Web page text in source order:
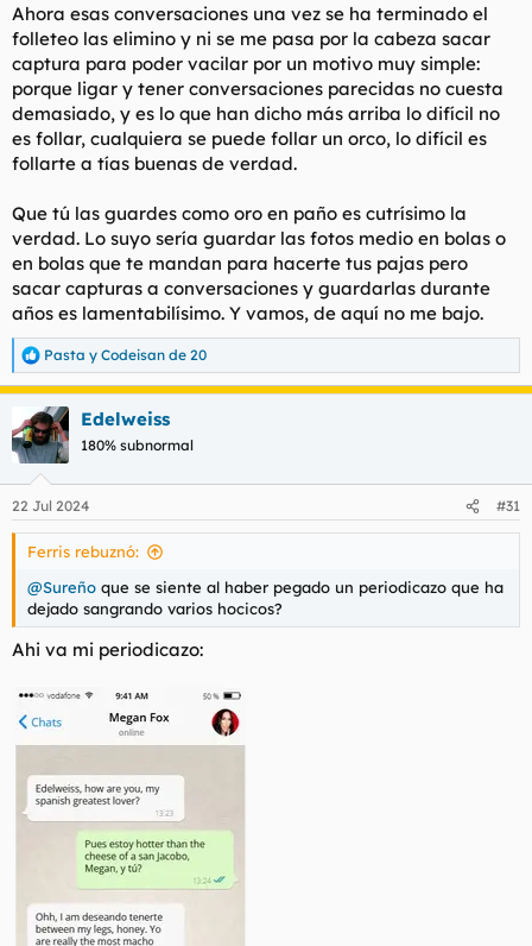
Ahora esas conversaciones una vez se ha terminado el
folleteo las elimino y ni se me pasa por la cabeza sacar
captura para poder vacilar por un motivo muy simple:
porque ligar y tener conversaciones parecidas no cuesta
demasiado, y es lo que han dicho más arriba lo difícil no
es follar, cualquiera se puede follar un orco, lo difícil es
follarte a tías buenas de verdad.
Que tú las guardes como oro en paño es cutrísimo la
verdad. Lo suyo sería guardar las fotos medio en bolas o
en bolas que te mandan para hacerte tus pajas pero
sacar capturas a conversaciones y guardarlas durante
años es lamentabilísimo. Y vamos, de aquí no me bajo.
R
e
a
c
c
i
e
s
Pasta y Codeisan de 20
Edelweiss
180% subnormal
22 Jul 2024 #31
Ferris rebuznó:
@Sureño que se siente al haber pegado un periodicazo que ha
dejado sangrando varios hocicos?
Ahi va mi periodicazo: